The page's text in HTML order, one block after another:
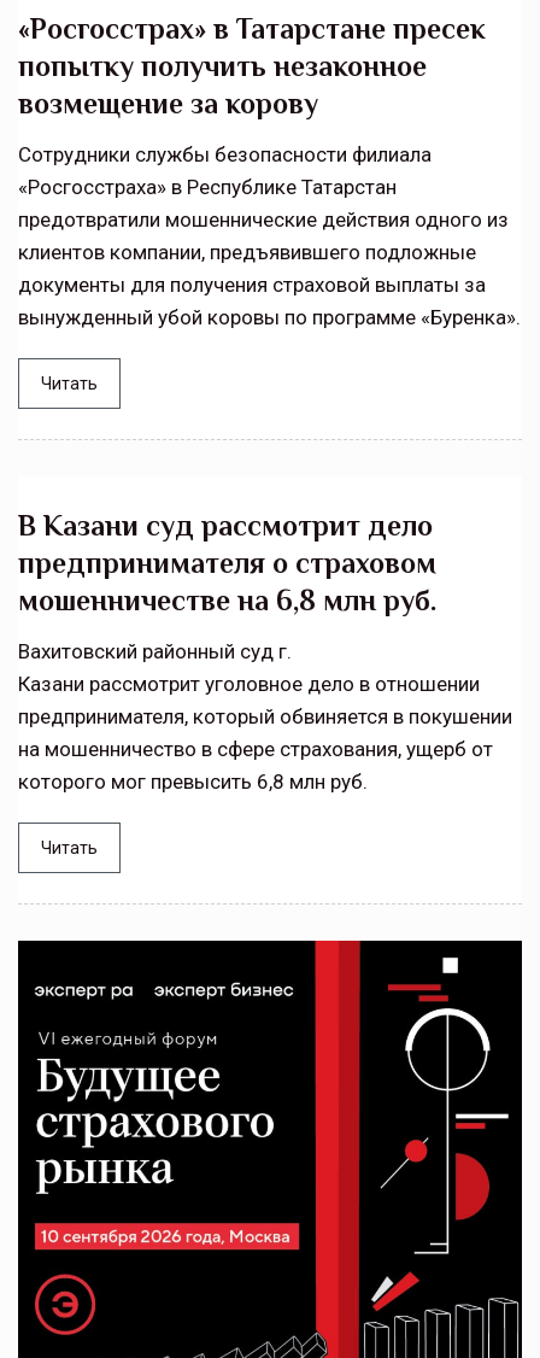
«Росгосстрах» в Татарстане пресек
попытку получить незаконное
возмещение за корову
Сотрудники службы безопасности филиала
«Росгосстраха» в Республике Татарстан
предотвратили мошеннические действия одного из
клиентов компании, предъявившего подложные
документы для получения страховой выплаты за
вынужденный убой коровы по программе «Буренка».
Читать
В Казани суд рассмотрит дело
предпринимателя о страховом
мошенничестве на 6,8 млн руб.
Вахитовский районный суд г.
Казани рассмотрит уголовное дело в отношении
предпринимателя, который обвиняется в покушении
на мошенничество в сфере страхования, ущерб от
которого мог превысить 6,8 млн руб.
Читать